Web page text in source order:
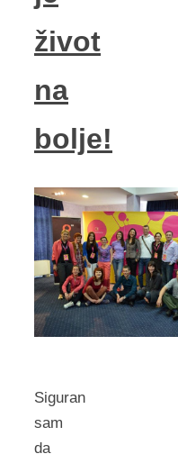
život
na
bolje!
Siguran
sam
da